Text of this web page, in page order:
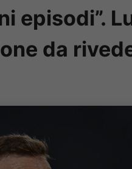
episodi”.
da